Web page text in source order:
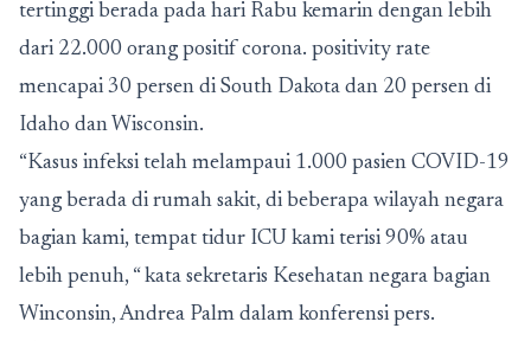
tertinggi berada pada hari Rabu kemarin dengan lebih
dari 22.000 orang positif corona. positivity rate
mencapai 30 persen di South Dakota dan 20 persen di
Idaho dan Wisconsin.
“Kasus infeksi telah melampaui 1.000 pasien COVID-19
yang berada di rumah sakit, di beberapa wilayah negara
bagian kami, tempat tidur ICU kami terisi 90% atau
lebih penuh, “ kata sekretaris Kesehatan negara bagian
Winconsin, Andrea Palm dalam konferensi pers.